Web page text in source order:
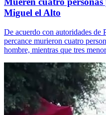
Miguel el Alto
De acuerdo con autoridades de
percance murieron cuatro
hombre, mientras que tres